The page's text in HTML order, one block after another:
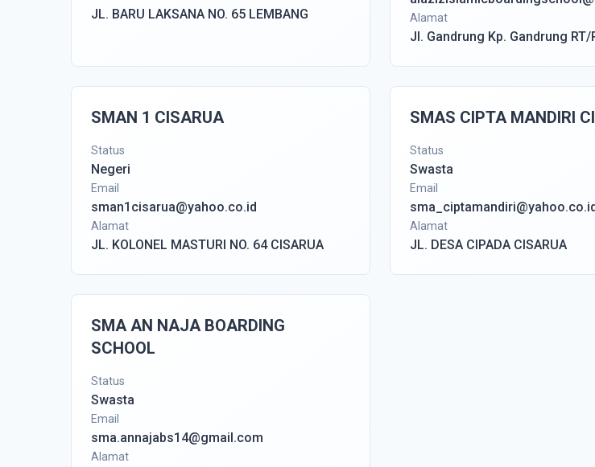
JL. BARU LAKSANA NO. 65 LEMBANG Alamat
Jl. Gandrung Kp. Gandrung RT/
SMAN 1 CISARUA
Status
Negeri
Email
sman1cisarua@yahoo.co.id
Alamat
JL. KOLONEL MASTURI NO. 64 CISARUA
SMAS CIPTA MANDIRI
Status
Swasta
Email
Alamat
JL. DESA CIPADA CISARUA
SMA AN NAJA BOARDING
SCHOOL
Status
Swasta
Email
sma.annajabs14@gmail.com
Alamat